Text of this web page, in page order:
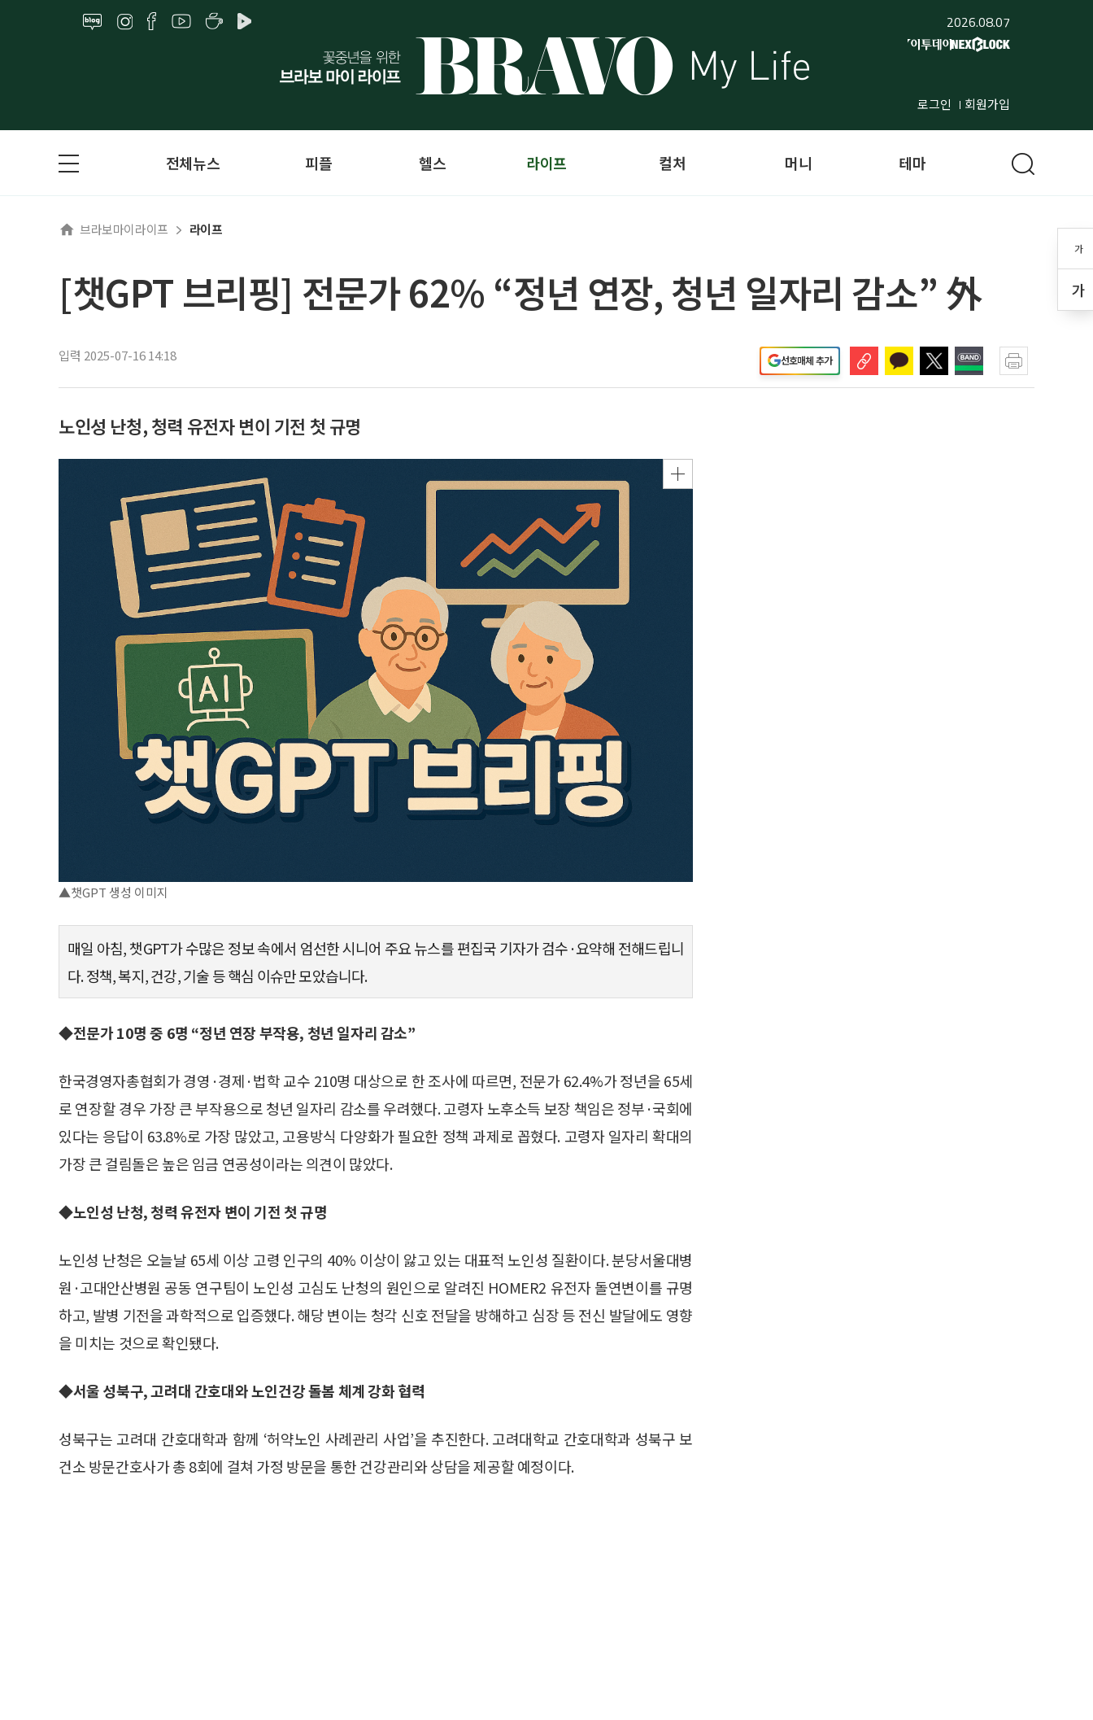
2026.08.07
로그인 회원가입
가
가
전체뉴스 피플 헬스 라이프 컬처 머니 테마
브라보마이라이프 라이프
[챗GPT 브리핑] 전문가 62% “정년 연장, 청년 일자리 감소” 外
입력 2025-07-16 14:18 선호매체 추가
노인성 난청, 청력 유전자 변이 기전 첫 규명
▲챗GPT 생성 이미지
매일 아침, 챗GPT가 수많은 정보 속에서 엄선한 시니어 주요 뉴스를 편집국 기자가 검수·요약해 전해드립니
다. 정책, 복지, 건강, 기술 등 핵심 이슈만 모았습니다.
◆전문가 10명 중 6명 “정년 연장 부작용, 청년 일자리 감소”
한국경영자총협회가 경영·경제·법학 교수 210명 대상으로 한 조사에 따르면, 전문가 62.4%가 정년을 65세
로 연장할 경우 가장 큰 부작용으로 청년 일자리 감소를 우려했다. 고령자 노후소득 보장 책임은 정부·국회에
있다는 응답이 63.8%로 가장 많았고, 고용방식 다양화가 필요한 정책 과제로 꼽혔다. 고령자 일자리 확대의
가장 큰 걸림돌은 높은 임금 연공성이라는 의견이 많았다.
◆노인성 난청, 청력 유전자 변이 기전 첫 규명
노인성 난청은 오늘날 65세 이상 고령 인구의 40% 이상이 앓고 있는 대표적 노인성 질환이다. 분당서울대병
원·고대안산병원 공동 연구팀이 노인성 고심도 난청의 원인으로 알려진 HOMER2 유전자 돌연변이를 규명
하고, 발병 기전을 과학적으로 입증했다. 해당 변이는 청각 신호 전달을 방해하고 심장 등 전신 발달에도 영향
을 미치는 것으로 확인됐다.
◆서울 성북구, 고려대 간호대와 노인건강 돌봄 체계 강화 협력
성북구는 고려대 간호대학과 함께 ‘허약노인 사례관리 사업’을 추진한다. 고려대학교 간호대학과 성북구 보
건소 방문간호사가 총 8회에 걸쳐 가정 방문을 통한 건강관리와 상담을 제공할 예정이다.